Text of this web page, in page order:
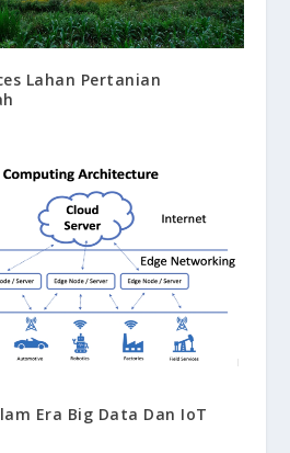
Lahan Pertanian
Era Big Data Dan IoT